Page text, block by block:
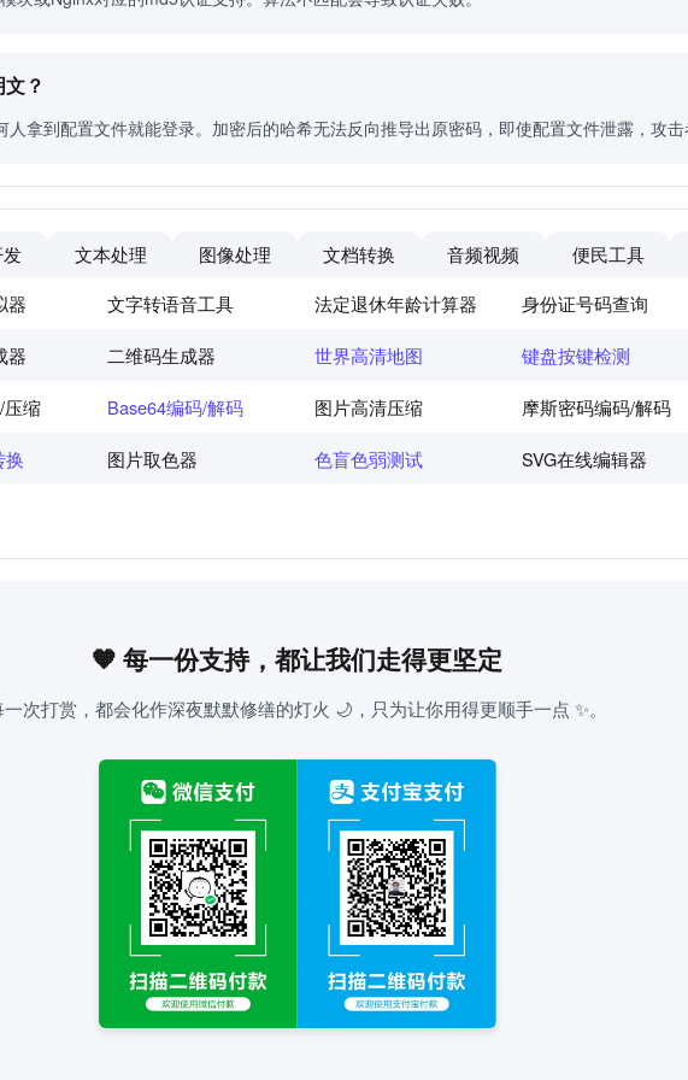
？
拿到配置文件就能登录。加密后的哈希无法反向推导出原密码，即使配置文件泄露，攻击
文本处理 图像处理 文档转换 音频视频 便民工具
器 文字转语音工具 法定退休年龄计算器 身份证号码查询
器 二维码生成器 世界高清地图 键盘按键检测
压缩 Base64编码/解码 图片高清压缩 摩斯密码编码/解码
换 图片取色器 色盲色弱测试 SVG在线编辑器
🧡 每一份支持，都让我们走得更坚定
一次打赏，都会化作深夜默默修缮的灯火 🌙，只为让你用得更顺手一点 ✨。